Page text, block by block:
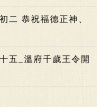
二 恭祝福德正神、
五_溫府千歲王令開